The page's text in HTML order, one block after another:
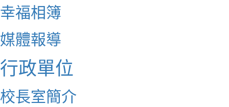
幸福相簿
媒體報導
行政單位
校長室簡介